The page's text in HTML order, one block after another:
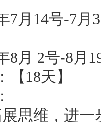
7月14号-7
8月 2号-8月
18天】
思维，进